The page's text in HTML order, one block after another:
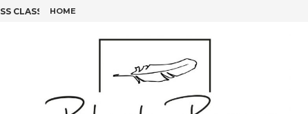
CLASS FLIEGEN!FÜNF INSIDER TIPPS FÜR DEINEN LEIPZIG BESUCH
HOME